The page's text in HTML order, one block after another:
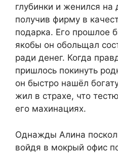
глубинки и женился
получив фирму в
подарка. Его прошлое
якобы он обольщал
ради денег. Когда
пришлось покинуть
он быстро нашёл
жил в страхе, что
его махинациях.
Однажды Алина
войдя в мокрый офис